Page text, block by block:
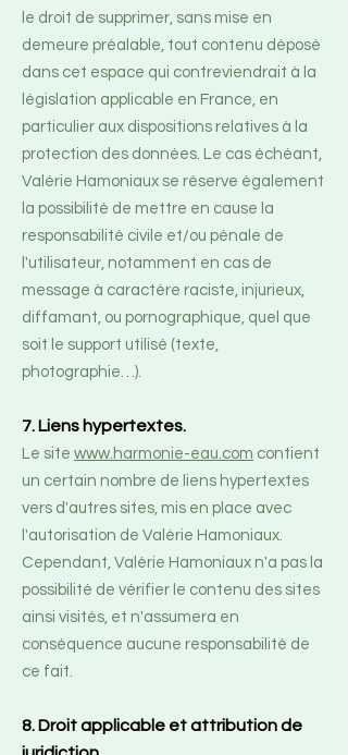
le droit de supprimer, sans mise en
demeure préalable, tout contenu déposé
dans cet espace qui contreviendrait à la
législation applicable en France, en
particulier aux dispositions relatives à la
protection des données. Le cas échéant,
Valérie Hamoniaux se réserve également
la possibilité de mettre en cause la
responsabilité civile et/ou pénale de
l'utilisateur, notamment en cas de
message à caractère raciste, injurieux,
diffamant, ou pornographique, quel que
soit le support utilisé (texte,
photographie…).
7. Liens hypertextes.
Le site www.harmonie-eau.com contient
un certain nombre de liens hypertextes
vers d'autres sites, mis en place avec
l'autorisation de Valérie Hamoniaux.
Cependant, Valérie Hamoniaux n'a pas la
possibilité de vérifier le contenu des sites
ainsi visités, et n'assumera en
conséquence aucune responsabilité de
ce fait.
8. Droit applicable et attribution de